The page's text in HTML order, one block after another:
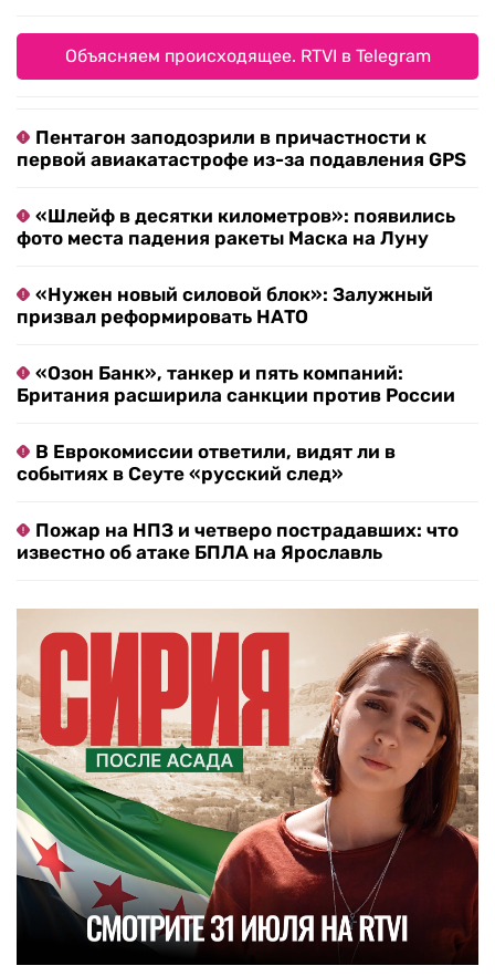
Объясняем происходящее. RTVI в Telegram
Пентагон заподозрили в причастности к
первой авиакатастрофе из-за подавления GPS
«Шлейф в десятки километров»: появились
фото места падения ракеты Маска на Луну
«Нужен новый силовой блок»: Залужный
призвал реформировать НАТО
«Озон Банк», танкер и пять компаний:
Британия расширила санкции против России
В Еврокомиссии ответили, видят ли в
событиях в Сеуте «русский след»
Пожар на НПЗ и четверо пострадавших: что
известно об атаке БПЛА на Ярославль